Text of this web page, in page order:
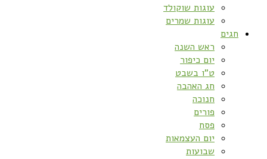
עוגות שוקולד
עוגות שמרים
חגים
ראש השנה
יום כיפור
ט”ו בשבט
חג האהבה
חנוכה
פורים
פסח
יום העצמאות
שבועות